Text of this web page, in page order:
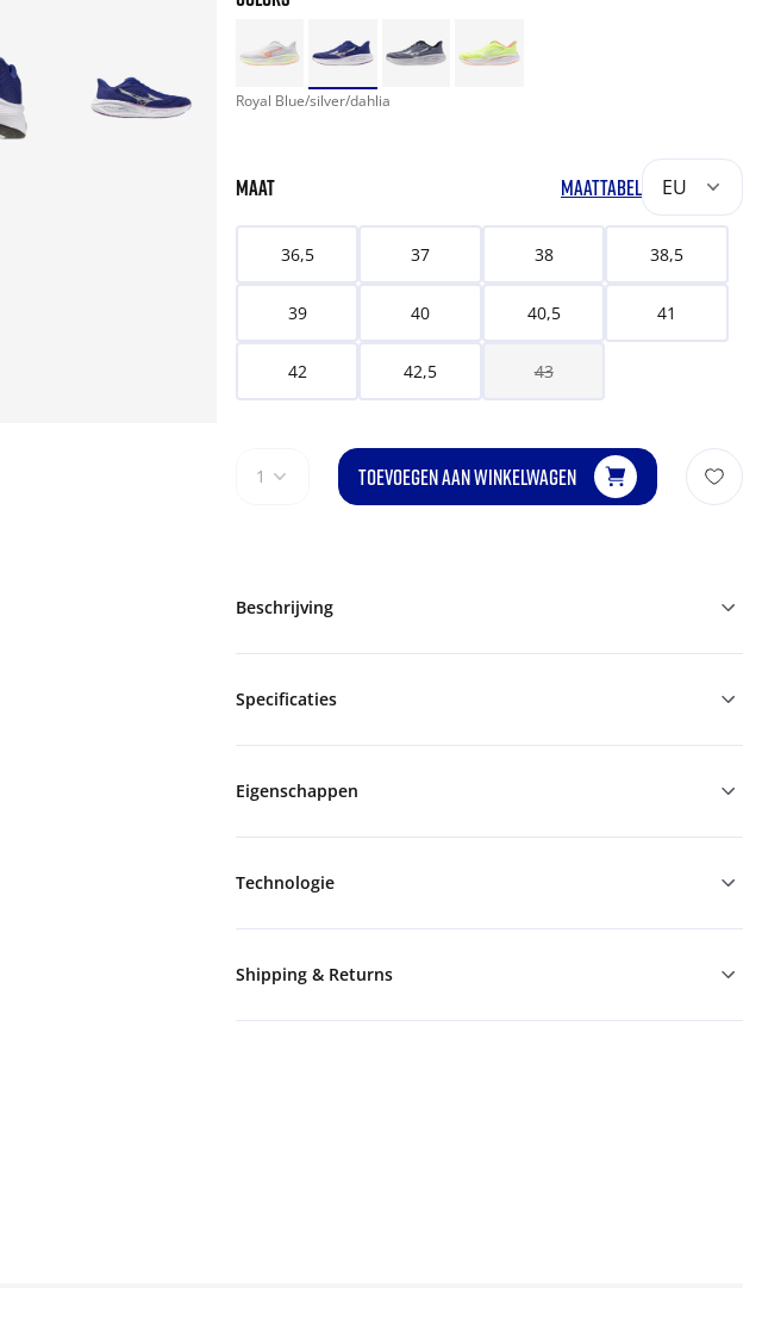
Royal Blue/silver/dahlia
MAAT MAATTABEL EU
36,5 37 38 38,5
39 40 40,5 41
42 42,5 43
1 TOEVOEGEN AAN WINKELWAGEN
Beschrijving
Specificaties
Eigenschappen
Technologie
Shipping & Returns